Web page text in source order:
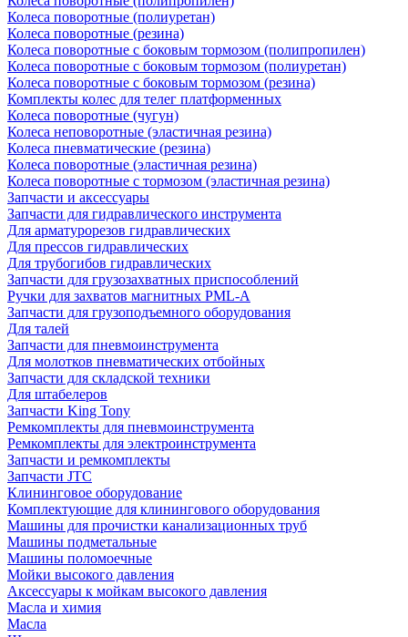
Колеса поворотные (полиуретан)
Колеса поворотные (резина)
Колеса поворотные c боковым тормозом (полипропилен)
Колеса поворотные c боковым тормозом (полиуретан)
Колеса поворотные c боковым тормозом (резина)
Комплекты колес для телег платформенных
Колеса поворотные (чугун)
Колеса неповоротные (эластичная резина)
Колеса пневматические (резина)
Колеса поворотные (эластичная резина)
Колеса поворотные c тормозом (эластичная резина)
Запчасти и аксессуары
Запчасти для гидравлического инструмента
Для арматурорезов гидравлических
Для прессов гидравлических
Для трубогибов гидравлических
Запчасти для грузозахватных приспособлений
Ручки для захватов магнитных PML-A
Запчасти для грузоподъемного оборудования
Для талей
Запчасти для пневмоинструмента
Для молотков пневматических отбойных
Запчасти для складской техники
Для штабелеров
Запчасти King Tony
Ремкомплекты для пневмоинструмента
Ремкомплекты для электроинструмента
Запчасти и ремкомплекты
Запчасти JTC
Клининговое оборудование
Комплектующие для клинингового оборудования
Машины для прочистки канализационных труб
Машины подметальные
Машины поломоечные
Мойки высокого давления
Аксессуары к мойкам высокого давления
Масла и химия
Масла